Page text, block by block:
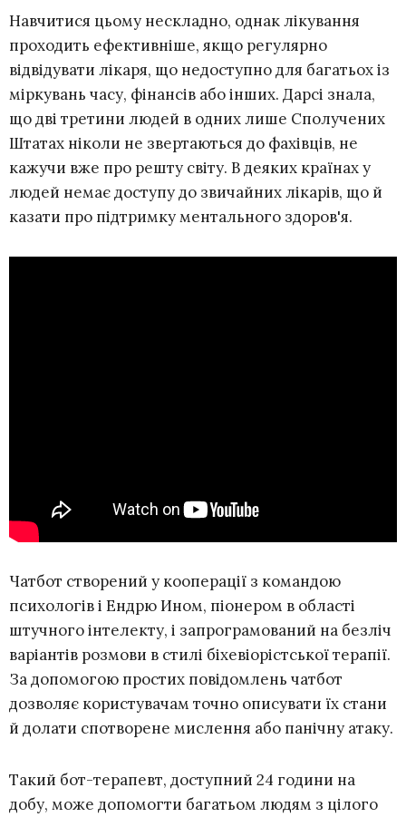
Навчитися цьому нескладно, однак лікування
проходить ефективніше, якщо регулярно
відвідувати лікаря, що недоступно для багатьох із
міркувань часу, фінансів або інших. Дарсі знала,
що дві третини людей в одних лише Сполучених
Штатах ніколи не звертаються до фахівців, не
кажучи вже про решту світу. В деяких країнах у
людей немає доступу до звичайних лікарів, що й
казати про підтримку ментального здоров'я.
Чатбот створений у кооперації з командою
психологів і Ендрю Ином, піонером в області
штучного інтелекту, і запрограмований на безліч
варіантів розмови в стилі біхевіорістської терапії.
За допомогою простих повідомлень чатбот
дозволяє користувачам точно описувати їх стани
й долати спотворене мислення або панічну атаку.
Такий бот-терапевт, доступний 24 години на
добу, може допомогти багатьом людям з цілого